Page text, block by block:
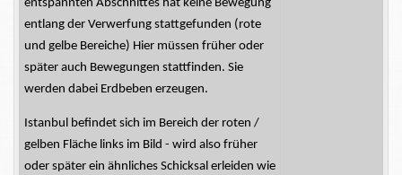
entspannten Abschnittes hat keine Bewegung
entlang der Verwerfung stattgefunden (rote
und gelbe Bereiche) Hier müssen früher oder
später auch Bewegungen stattfinden. Sie
werden dabei Erdbeben erzeugen.
Istanbul befindet sich im Bereich der roten /
gelben Fläche links im Bild - wird also früher
oder später ein ähnliches Schicksal erleiden wie